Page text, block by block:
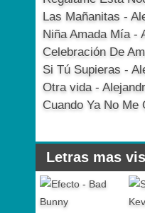
Las Mañanitas -
Niña Amada Mía -
Celebración De
Si Tú Supieras -
Otra vida -
Cuando Ya No Me
Letras mas